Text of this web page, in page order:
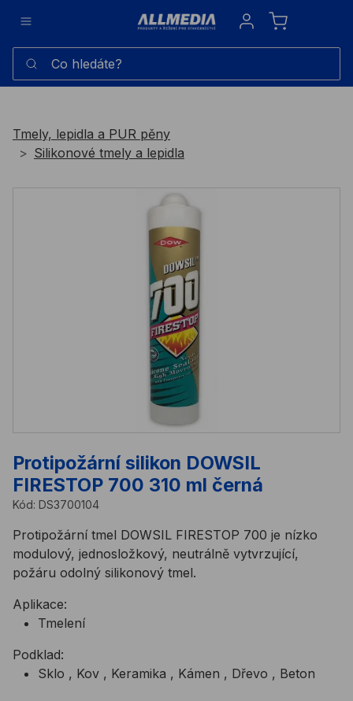
Sign in
Co hledáte?
Tmely, lepidla a PUR pěny
Silikonové tmely a lepidla
Protipožární silikon DOWSIL
FIRESTOP 700 310 ml černá
Kód: DS3700104
Protipožární tmel DOWSIL FIRESTOP 700 je nízko
modulový, jednosložkový, neutrálně vytvrzující,
požáru odolný silikonový tmel.
Aplikace:
Tmelení
Podklad:
Sklo , Kov , Keramika , Kámen , Dřevo , Beton